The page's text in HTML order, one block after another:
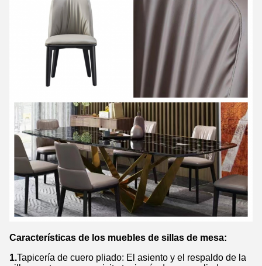
Características de los muebles de sillas de mesa:
1.Tapicería de cuero pliado: El asiento y el respaldo de la